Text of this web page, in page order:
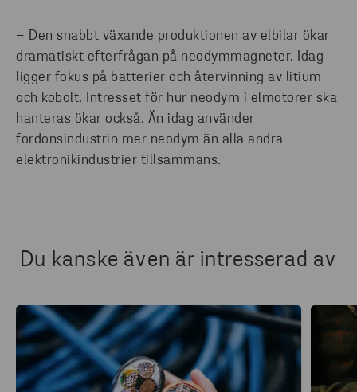
– Den snabbt växande produktionen av elbilar ökar
dramatiskt efterfrågan på neodymmagneter. Idag
ligger fokus på batterier och återvinning av litium
och kobolt. Intresset för hur neodym i elmotorer ska
hanteras ökar också. Än idag använder
fordonsindustrin mer neodym än alla andra
elektronikindustrier tillsammans.
Du kanske även är intresserad av